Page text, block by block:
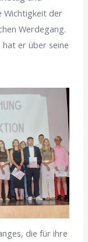
Wichtigkeit der
Werdegang.
hat er über seine
die für ihre